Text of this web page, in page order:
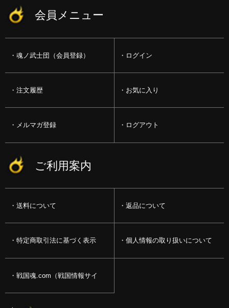
会員メニュー
魂ノ武士団（会員登録） ログイン
注文履歴 お気に入り
メルマガ登録 ログアウト
ご利用案内
送料について 返品について
特定商取引法に基づく表示 個人情報の取り扱いについて
戦国魂.com（戦国情報サイ